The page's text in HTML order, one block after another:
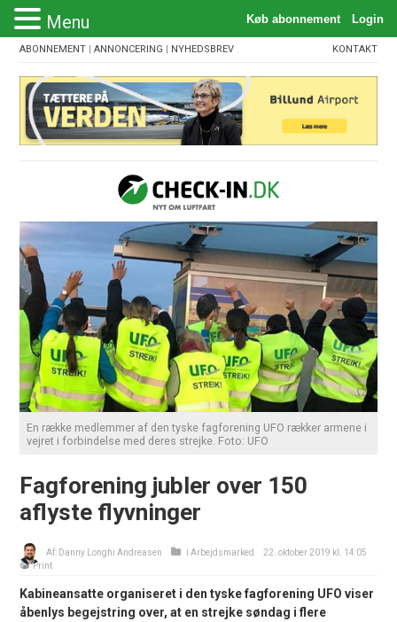
ABONNEMENT |ANNONCERING | NYHEDSBREV KONTAKT
En række medlemmer af den tyske fagforening UFO rækker armene i
vejret i forbindelse med deres strejke. Foto: UFO
Fagforening jubler over 150
aflyste flyvninger
Af: Danny Longhi Andreasen iArbejdsmarked
22. oktober 2019 kl. 14:05
Print
Kabineansatte organiseret i den tyske fagforening UFO viser
åbenlys begejstring over, at en strejke søndag i flere
Menu